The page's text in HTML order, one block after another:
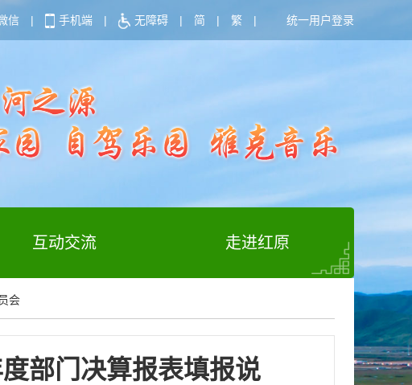
信 | 手机端 | 无障碍 | 简 | 繁 | 统一用户登录
互动交流 走进红原
会
部门决算报表填报说